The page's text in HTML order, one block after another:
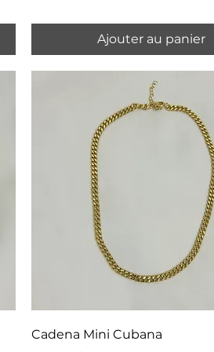
Ajouter au panier
Cadena Mini Cubana